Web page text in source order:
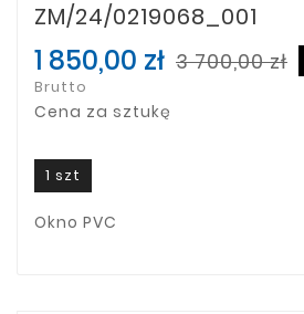
ZM/24/0219068_001
1 850,00 zł 3 700,00 zł
Brutto
Cena za sztukę
1 szt
Okno PVC